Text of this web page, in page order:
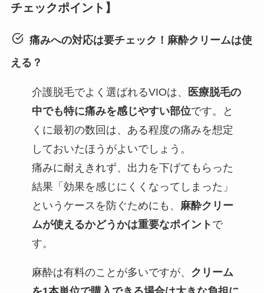
チェックポイント】
痛みへの対応は要チェック！麻酔クリームは使
える？
介護脱毛でよく選ばれるVIOは、
医療脱毛の
中でも特に痛みを感じやすい部位です。と
くに最初の数回は、ある程度の痛みを想定
しておいたほうがよいでしょう。
痛みに耐えきれず、出力を下げてもらった
結果「効果を感じにくくなってしまった」
というケースを防ぐためにも、 麻酔クリー
ムが使えるかどうかは重要なポイント で
す。
麻酔は有料のことが多いですが、 クリーム